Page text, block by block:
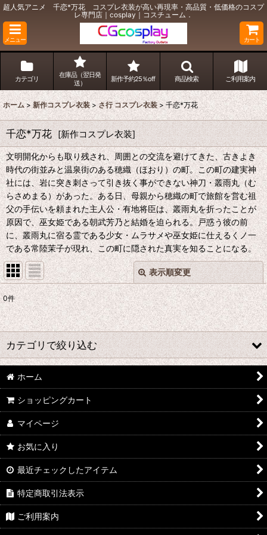
超人気アニメ 千恋*万花 コスプレ衣装が高い再現率・高品質・低価格のコスプ
レ専門店｜cosplay｜コスチューム．
メニュー カート
カテゴリ
在庫品（翌日発
送）
新作予約25％off 商品検索 ご利用案内
ホーム > 新作コスプレ衣装 > さ行 コスプレ衣装 > 千恋*万花
千恋*万花 [新作コスプレ衣装]
文明開化からも取り残され、周囲との交流を避けてきた、古きよき
時代の街並みと温泉街のある穂織（ほおり）の町。この町の建実神
社には、岩に突き刺さって引き抜く事ができない神刀・叢雨丸（む
らさめまる）があった。ある日、母親から穂織の町で旅館を営む祖
父の手伝いを頼まれた主人公・有地将臣は、叢雨丸を折ったことが
原因で、巫女姫である朝武芳乃と結婚を迫られる。戸惑う彼の前
に、叢雨丸に宿る霊である少女・ムラサメや巫女姫に仕えるくノ一
である常陸茉子が現れ、この町に隠された真実を知ることになる。
表示順変更
表示数:
並び順:
閉じる
0件
カテゴリで絞り込む
さ行 コスプレ衣装 (全商品)
千銃士
戦刻ナイトブラッド
ゾンビランドサガ
ジョジョの奇妙な冒険
ホーム
ショッピングカート
マイページ
お気に入り
最近チェックしたアイテム
特定商取引法表示
ご利用案内